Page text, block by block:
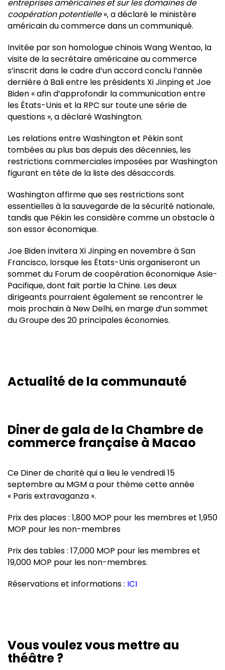
entreprises américaines et sur les domaines de
coopération potentielle», a déclaré le ministère
américain du commerce dans un communiqué.
Invitée par son homologue chinois Wang Wentao, la
visite de la secrétaire américaine au commerce
s’inscrit dans le cadre d’un accord conclu l’année
dernière à Bali entre les présidents Xi Jinping et Joe
Biden « afin d’approfondir la communication entre
les États-Unis et la RPC sur toute une série de
questions », a déclaré Washington.
Les relations entre Washington et Pékin sont
tombées au plus bas depuis des décennies, les
restrictions commerciales imposées par Washington
figurant en tête de la liste des désaccords.
Washington affirme que ses restrictions sont
essentielles à la sauvegarde de la sécurité nationale,
tandis que Pékin les considère comme un obstacle à
son essor économique.
Joe Biden invitera Xi Jinping en novembre à San
Francisco, lorsque les États-Unis organiseront un
sommet du Forum de coopération économique Asie-
Pacifique, dont fait partie la Chine. Les deux
dirigeants pourraient également se rencontrer le
mois prochain à New Delhi, en marge d’un sommet
du Groupe des 20 principales économies.
Actualité de la communauté
Diner de gala de la Chambre de
commerce française à Macao
Ce Diner de charité qui a lieu le vendredi 15
septembre au MGM a pour thème cette année
« Paris extravaganza ».
Prix des places : 1,800 MOP pour les membres et 1,950
MOP pour les non-membres
Prix des tables : 17,000 MOP pour les membres et
19,000 MOP pour les non-membres.
Réservations et informations : ICI
Vous voulez vous mettre au
théâtre ?